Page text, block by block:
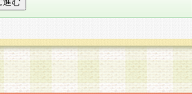
の開示・訂正・追加・ 利用停止等を求
確認できた場合に限り、法令に準拠し
録手続きを全て完了し、当社が承認した